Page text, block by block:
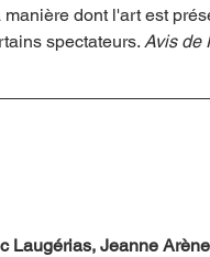
dont l'art est
spectateurs. Avis de
Laugérias, Jeanne